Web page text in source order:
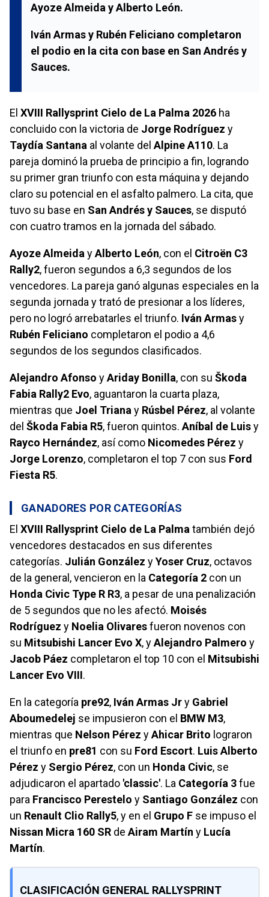
Ayoze Almeida y Alberto León.
Iván Armas y Rubén Feliciano completaron
el podio en la cita con base en San Andrés y
Sauces.
El XVIII Rallysprint Cielo de La Palma 2026 ha
concluido con la victoria de Jorge Rodríguez y
Taydía Santana al volante del Alpine A110. La
pareja dominó la prueba de principio a fin, logrando
su primer gran triunfo con esta máquina y dejando
claro su potencial en el asfalto palmero. La cita, que
tuvo su base en San Andrés y Sauces, se disputó
con cuatro tramos en la jornada del sábado.
Ayoze Almeida yAlberto León, con el Citroën C3
Rally2, fueron segundos a 6,3 segundos de los
vencedores. La pareja ganó algunas especiales en la
segunda jornada y trató de presionar a los líderes,
pero no logró arrebatarles el triunfo. Iván Armasy
Rubén Feliciano completaron el podio a 4,6
segundos de los segundos clasificados.
Alejandro Afonso yAriday Bonilla, con su Škoda
Fabia Rally2 Evo, aguantaron la cuarta plaza,
mientras que Joel Triana y Rúsbel Pérez, al volante
del Škoda Fabia R5, fueron quintos. Aníbal de Luisy
Rayco Hernández, así como Nicomedes Pérez y
Jorge Lorenzo, completaron el top 7 con sus Ford
Fiesta R5.
GANADORES POR CATEGORÍAS
El XVIII Rallysprint Cielo de La Palma también dejó
vencedores destacados en sus diferentes
categorías. Julián González yYoser Cruz, octavos
de la general, vencieron en la Categoría 2 con un
Honda Civic Type R R3, a pesar de una penalización
de 5 segundos que no les afectó. Moisés
Rodríguez y Noelia Olivaresfueron novenos con
su Mitsubishi Lancer Evo X, yAlejandro Palmero y
Jacob Páez completaron el top 10 con el Mitsubishi
Lancer Evo VIII.
En la categoría pre92, Iván Armas Jry Gabriel
Aboumedelej se impusieron con el BMW M3,
mientras que Nelson Pérez yAhicar Brito lograron
el triunfo en pre81 con su Ford Escort. Luis Alberto
Pérez y Sergio Pérez, con un Honda Civic, se
adjudicaron el apartado 'classic'. La Categoría 3fue
para Francisco Perestelo y Santiago González con
un Renault Clio Rally5, y en el Grupo F se impuso el
Nissan Micra 160 SR de Airam Martín y Lucía
Martín.
CLASIFICACIÓN GENERAL RALLYSPRINT